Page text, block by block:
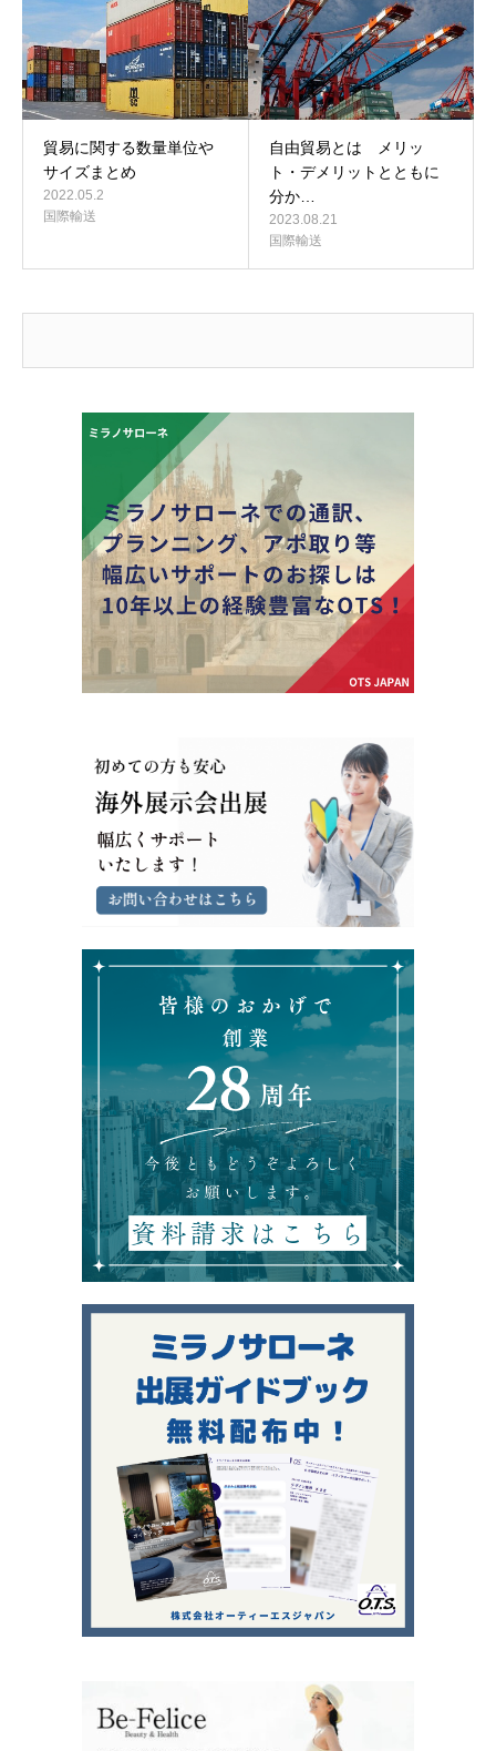
貿易に関する数量単位や
サイズまとめ
2022.05.2
国際輸送
自由貿易とは メリッ
ト・デメリットとともに
分か…
2023.08.21
国際輸送